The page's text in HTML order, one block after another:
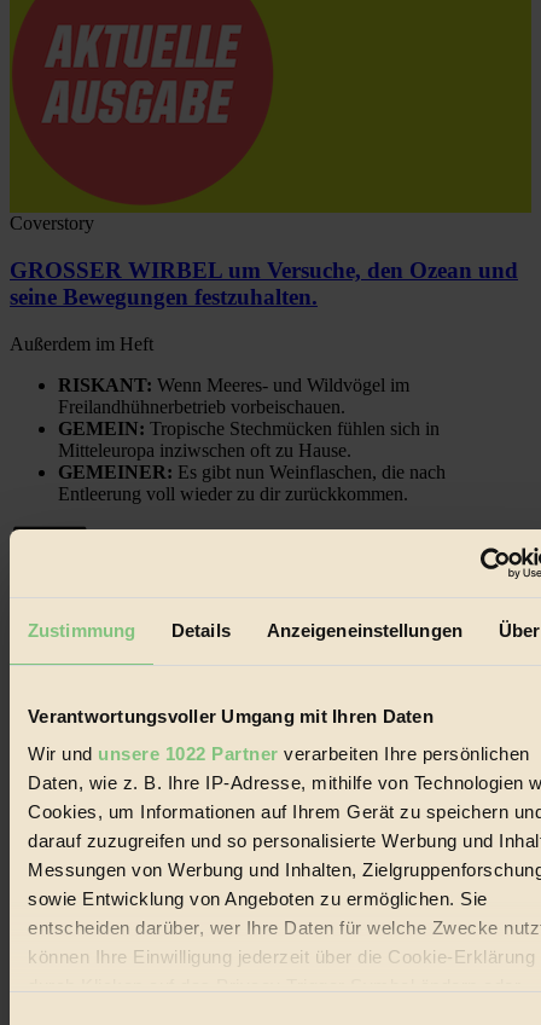
Zustimmung Details Anzeigeneinstellungen
Verantwortungsvoller Umgang mit Ihren Daten
Wir und unsere 1022 Partner verarbeiten Ihre persönlichen
Daten, wie z. B. Ihre IP-Adresse, mithilfe von Technologien
Cookies, um Informationen auf Ihrem Gerät zu speichern
darauf zuzugreifen und so personalisierte Werbung und
Messungen von Werbung und Inhalten,
sowie Entwicklung von Angeboten zu ermöglichen. Sie
entscheiden darüber, wer Ihre Daten für welche Zwecke
können Ihre Einwilligung jederzeit über die Cookie-Erklärung
Coverstory
GROSSER WIRBEL um Versuche, den Ozean und
seine Bewegungen festzuhalten.
Außerdem im Heft
RISKANT: Wenn Meeres- und Wildvögel im
Freilandhühnerbetrieb vorbeischauen.
GEMEIN: Tropische Stechmücken fühlen sich in
Mitteleuropa inziwschen oft zu Hause.
GEMEINER: Es gibt nun Weinflaschen, die nach
Entleerung voll wieder zu dir zurückkommen.
Der BIORAMA-Newsletter
BIORAMA-Magazin per E-Mail.
Jetzt eintragen:
© 2026 Biorama GmbH